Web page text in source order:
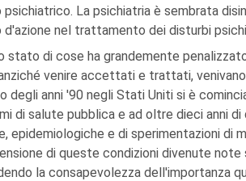
psichiatrico. La psichiatria è sembrata
d'azione nel trattamento dei disturbi
stato di cose ha grandemente
venire accettati e trattati,
degli anni '90 negli Stati Uniti si è
di salute pubblica e ad oltre dieci anni
epidemiologiche e di sperimentazioni
di queste condizioni divenute
la consapevolezza dell'importanza